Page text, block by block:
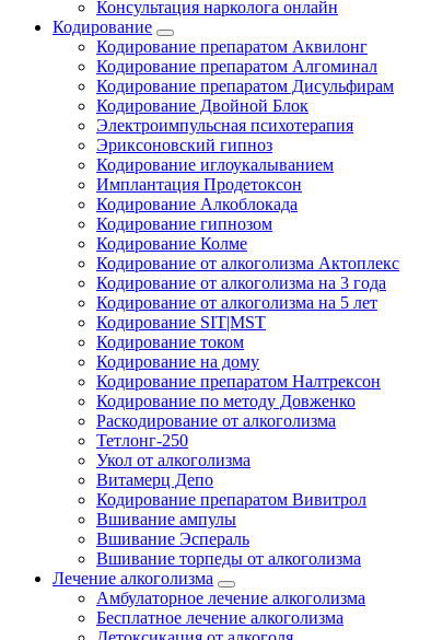
Консультация нарколога онлайн
Кодирование
Кодирование препаратом Аквилонг
Кодирование препаратом Алгоминал
Кодирование препаратом Дисульфирам
Кодирование Двойной Блок
Электроимпульсная психотерапия
Эриксоновский гипноз
Кодирование иглоукалыванием
Имплантация Продетоксон
Кодирование Алкоблокада
Кодирование гипнозом
Кодирование Колме
Кодирование от алкоголизма Актоплекс
Кодирование от алкоголизма на 3 года
Кодирование от алкоголизма на 5 лет
Кодирование SIT|MST
Кодирование током
Кодирование на дому
Кодирование препаратом Налтрексон
Кодирование по методу Довженко
Раскодирование от алкоголизма
Тетлонг-250
Укол от алкоголизма
Витамерц Депо
Кодирование препаратом Вивитрол
Вшивание ампулы
Вшивание Эспераль
Вшивание торпеды от алкоголизма
Лечение алкоголизма
Амбулаторное лечение алкоголизма
Бесплатное лечение алкоголизма